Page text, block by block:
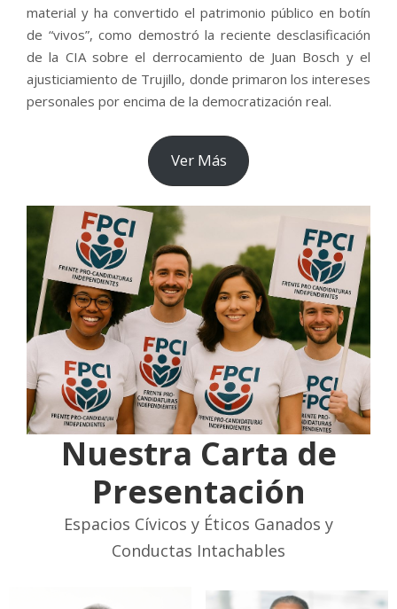
material y ha convertido el patrimonio público en botín
de “vivos”, como demostró la reciente desclasificación
de la CIA sobre el derrocamiento de Juan Bosch y el
ajusticiamiento de Trujillo, donde primaron los intereses
personales por encima de la democratización real.
Ver Más
Nuestra Carta de
Presentación
Espacios Cívicos y Éticos Ganados y
Conductas Intachables